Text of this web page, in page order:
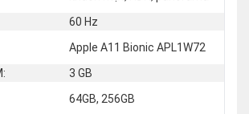
60 Hz
Apple A11 Bionic APL1W72
3 GB
64GB, 256GB